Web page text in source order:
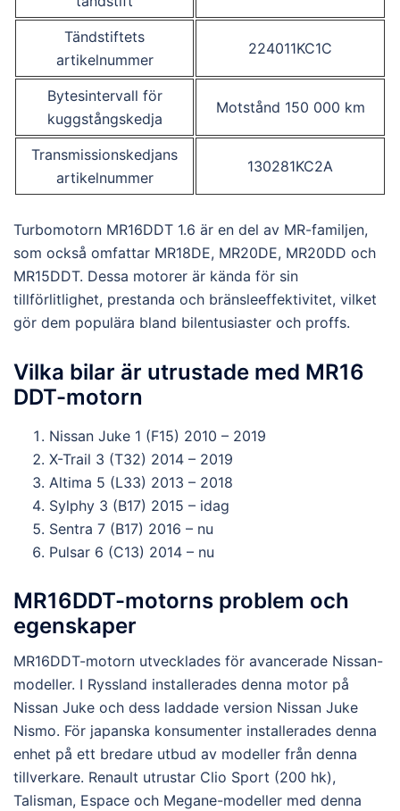
Tändstiftets
artikelnummer
224011KC1C
Bytesintervall för
kuggstångskedja
Motstånd 150 000 km
Transmissionskedjans
artikelnummer
130281KC2A
Turbomotorn MR16DDT 1.6 är en del av MR-familjen,
som också omfattar MR18DE, MR20DE, MR20DD och
MR15DDT. Dessa motorer är kända för sin
tillförlitlighet, prestanda och bränsleeffektivitet, vilket
gör dem populära bland bilentusiaster och proffs.
Vilka bilar är utrustade med MR16
DDT-motorn
Nissan Juke 1 (F15) 2010 – 2019
X-Trail 3 (T32) 2014 – 2019
Altima 5 (L33) 2013 – 2018
Sylphy 3 (B17) 2015 – idag
Sentra 7 (B17) 2016 – nu
Pulsar 6 (C13) 2014 – nu
MR16DDT-motorns problem och
egenskaper
MR16DDT-motorn utvecklades för avancerade Nissan-
modeller. I Ryssland installerades denna motor på
Nissan Juke och dess laddade version Nissan Juke
Nismo. För japanska konsumenter installerades denna
enhet på ett bredare utbud av modeller från denna
tillverkare. Renault utrustar Clio Sport (200 hk),
Talisman, Espace och Megane-modeller med denna